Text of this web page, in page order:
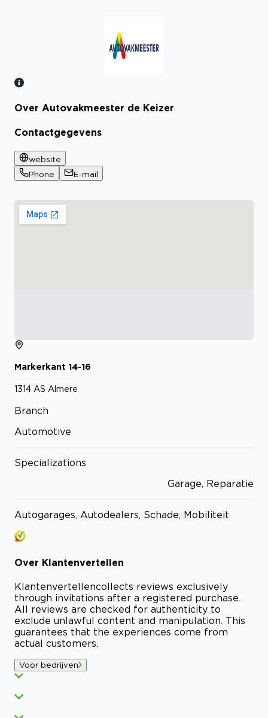
Bekijk certificaat
Over Autovakmeester de Keizer
Contactgegevens
website
Phone
E-mail
Markerkant 14-16
1314 AS Almere
Branch
Automotive
Specializations
Garage, Reparatie
Autogarages, Autodealers, Schade, Mobiliteit
Over Klantenvertellen
Klantenvertellencollects reviews exclusively
through invitations after a registered purchase.
All reviews are checked for authenticity to
exclude unlawful content and manipulation. This
guarantees that the experiences come from
actual customers.
Voor bedrijven